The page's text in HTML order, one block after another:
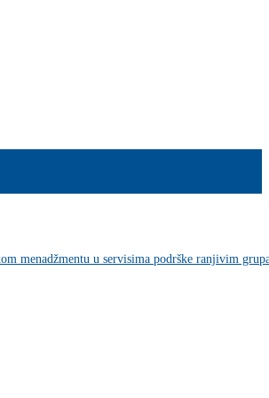
menadžmentu u servisima podrške ranjivim